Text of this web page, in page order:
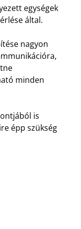
egységek
által.
nagyon
minden
is
épp szükség